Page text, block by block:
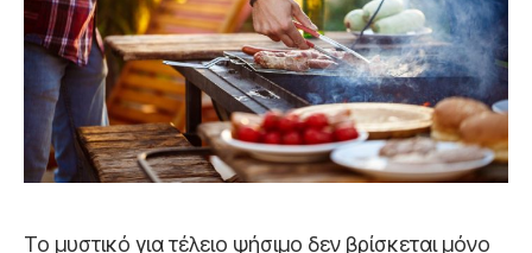
Το μυστικό για τέλειο ψήσιμο δεν βρίσκεται μόνο